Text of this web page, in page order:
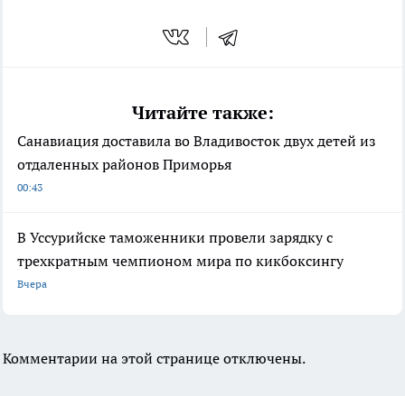
Читайте также:
Санавиация доставила во Владивосток двух детей из
отдаленных районов Приморья
00:43
В Уссурийске таможенники провели зарядку с
трехкратным чемпионом мира по кикбоксингу
Вчера
Комментарии на этой странице отключены.